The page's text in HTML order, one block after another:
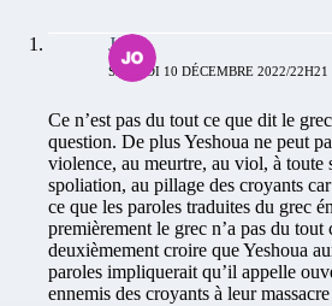
Jonas
SAMEDI 10 DÉCEMBRE 2022/22H21
Ce n’est pas du tout ce que dit le
question. De plus Yeshoua ne peut
violence, au meurtre, au viol, à toute
spoliation, au pillage des croyants car
ce que les paroles traduites du grec
premièrement le grec n’a pas du tout
deuxièmement croire que Yeshoua
paroles impliquerait qu’il appelle
ennemis des croyants à leur